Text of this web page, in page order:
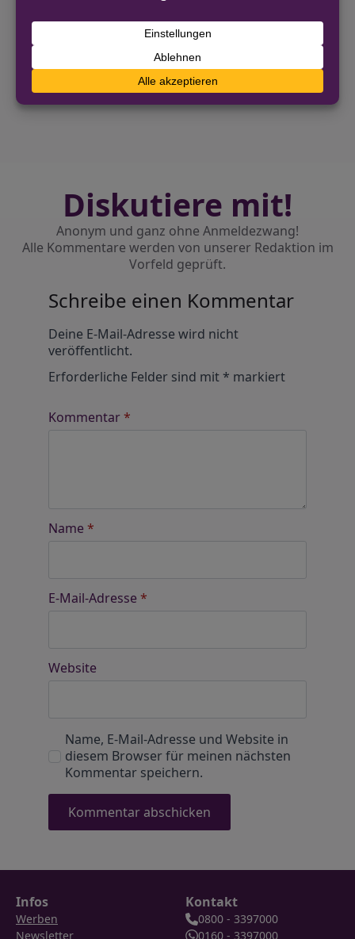
VORHERIGER BEITRAG
Die Vorfahrt missachtet – Zwei Personen
NÄCHSTER BEITRAG
Zwei Kleinbrände in der Nacht in Iserlohn
Diskutiere mit!
Anonym und ganz ohne Anmeldezwang!
Alle Kommentare werden von unserer Redaktion im
Vorfeld geprüft.
Schreibe einen Kommentar
Deine E-Mail-Adresse wird nicht
veröffentlicht.
Erforderliche Felder sind mit* markiert
Kommentar*
Name *
E-Mail-Adresse *
Website
Name, E-Mail-Adresse und Website in
diesem Browser für meinen nächsten
Kommentar speichern.
Infos
Werben
Newsletter
Kontakt
0800 - 3397000
0160 - 3397000